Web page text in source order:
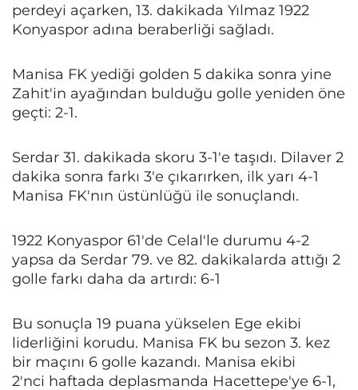
perdeyi açarken, 13. dakikada Yılmaz 1922
Konyaspor adına beraberliği sağladı.
Manisa FK yediği golden 5 dakika sonra yine
Zahit'in ayağından bulduğu golle yeniden öne
geçti: 2-1.
Serdar 31. dakikada skoru 3-1'e taşıdı. Dilaver 2
dakika sonra farkı 3'e çıkarırken, ilk yarı 4-1
Manisa FK'nın üstünlüğü ile sonuçlandı.
1922 Konyaspor 61'de Celal'le durumu 4-2
yapsa da Serdar 79. ve 82. dakikalarda attığı 2
golle farkı daha da artırdı: 6-1
Bu sonuçla 19 puana yükselen Ege ekibi
liderliğini korudu. Manisa FK bu sezon 3. kez
bir maçını 6 golle kazandı. Manisa ekibi
2'nci haftada deplasmanda Hacettepe'ye 6-1,